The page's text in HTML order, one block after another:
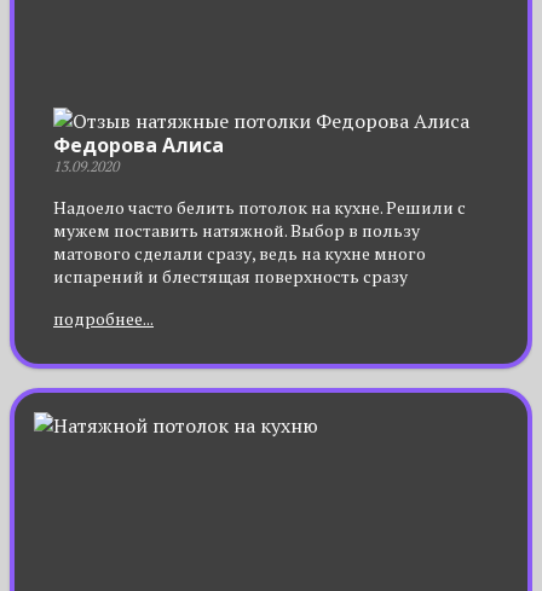
Федорова Алиса
13.09.2020
Надоело часто белить потолок на кухне. Решили с
мужем поставить натяжной. Выбор в пользу
матового сделали сразу, ведь на кухне много
испарений и блестящая поверхность сразу
редко, лишних разводов на нем не остается. Теперь
фактурная штукатурка на потолке.
подробнее...